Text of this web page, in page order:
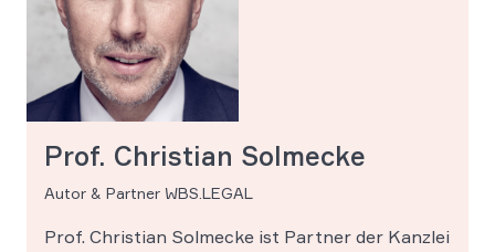
Prof. Christian Solmecke
Autor & Partner WBS.LEGAL
Prof. Christian Solmecke ist Partner der Kanzlei